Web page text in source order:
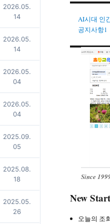
2026.05.
14
2026.05.
14
2026.05.
04
2026.05.
04
2025.09.
05
2025.08.
18
2025.05.
26
AI시대 인
공지사항1
Since
New
오늘의 조